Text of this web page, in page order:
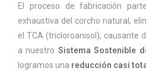
El proceso de fabricación
exhaustiva del corcho natural,
el TCA (tricloroanisol), causante
a nuestro Sistema Sostenible
logramos una reducción casi